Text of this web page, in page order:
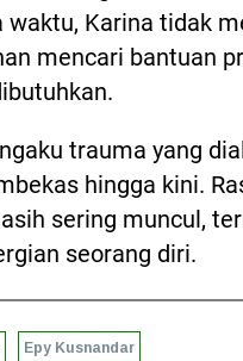
waktu, Karina tidak
mencari bantuan
trauma yang
hingga kini.
sering muncul,
seorang diri.
Epy Kusnandar